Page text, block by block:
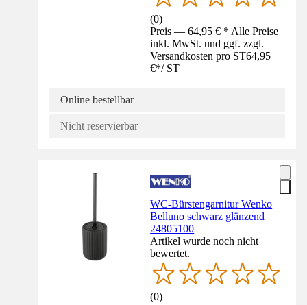
(0)
Preis — 64,95 € * Alle Preise
inkl. MwSt. und ggf. zzgl.
Versandkosten pro ST64,95
€*/ ST
Online bestellbar
Nicht reservierbar
WC-Bürstengarnitur Wenko
Belluno schwarz glänzend
24805100
Artikel wurde noch nicht
bewertet.
(0)